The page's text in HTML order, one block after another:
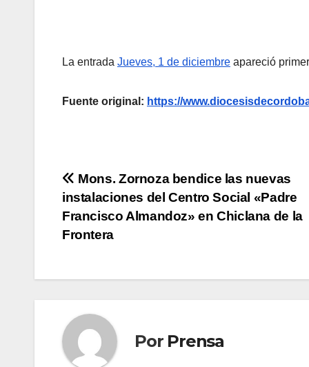
La entrada Jueves, 1 de diciembre apareció
Fuente original: https://
Navegación
de
entradas
Mons. Zornoza bendice las nuevas
instalaciones del Centro Social «Padre
Francisco Almandoz» en Chiclana de la
Frontera
Por Prensa